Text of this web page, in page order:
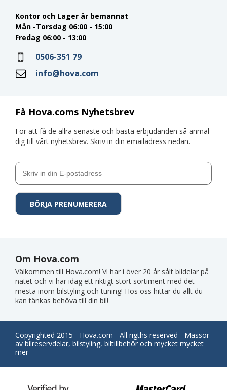
Få Hova.coms Nyhetsbrev
För att få de allra senaste och bästa erbjudanden så anmäl
dig till vårt nyhetsbrev. Skriv in din emailadress nedan.
Kontor och Lager är bemannat
Mån -Torsdag 06:00 - 15:00
Fredag 06:00 - 13:00
0506-351 79
info@hova.com
Om Hova.com
Välkommen till Hova.com! Vi har i över 20 år sålt bildelar på
nätet och vi har idag ett riktigt stort sortiment med det
mesta inom bilstyling och tuning! Hos oss hittar du allt du
kan tänkas behöva till din bil!
Copyrighted 2015 - Hova.com - All rigths reserved - Massor
av bilreservdelar, bilstyling, biltillbehör och mycket mycket
mer